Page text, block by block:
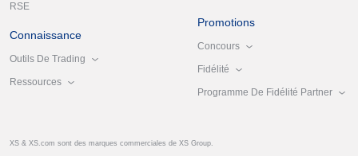
RSE
Connaissance
Outils De Trading
Ressources
Promotions
Concours
Fidélité
Programme De Fidélité Partner
XS & XS.com sont des marques commerciales de XS Group.